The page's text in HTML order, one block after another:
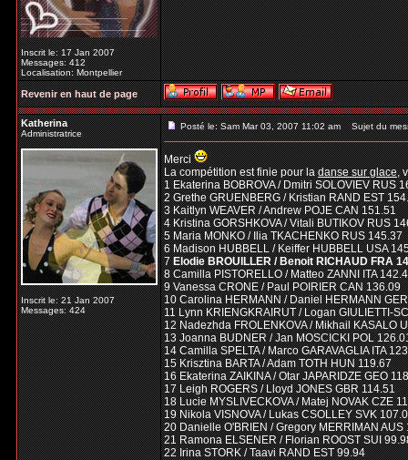
Inscrit le: 17 Jan 2007
Messages: 412
Localisation: Montpellier
Revenir en haut de page
Katherina
Administratrice
Inscrit le: 21 Jan 2007
Messages: 424
Posté le: Sam Mar 03, 2007 11:02 am Sujet du
Merci
La compétition est finie pour ladanse sur glace,
1 Ekaterina BOBROVA / Dmitri SOLOVIEV RUS
2 Grethe GRUENBERG / Kristian RAND EST
3 Kaitlyn WEAVER / Andrew POJE CAN 151.51
4 Kristina GORSHKOVA / Vitali BUTIKOV RUS
5 Maria MONKO / Ilia TKACHENKO RUS 145.37
6 Madison HUBBELL / Keiffer HUBBELL USA
7Elodie BROUILLER / Benoit RICHAUD FRA
8 Camilla PISTORELLO / Matteo ZANNI ITA
9 Vanessa CRONE / Paul POIRIER CAN 136.09
10 Carolina HERMANN / Daniel HERMANN
11 Lynn KRIENGKRAIRUT / Logan GIULIETTI-
12 Nadezhda FROLENKOVA / Mikhail KASALO
13 Joanna BUDNER / Jan MOSCICKI POL
14 Camilla SPELTA / Marco GARAVAGLIA ITA
15 Krisztina BARTA / Adam TOTH HUN 119.67
16 Ekaterina ZAIKINA / Otar JAPARIDZE GEO
17 Leigh ROGERS / Lloyd JONES GBR 114.51
18 Lucie MYSLIVECKOVA / Matej NOVAK CZE
19 Nikola VISNOVA / Lukas CSOLLEY SVK
20 Danielle O'BRIEN / Gregory MERRIMAN AUS
21 Ramona ELSENER / Florian ROOST SUI
22 Irina STORK / Taavi RAND EST 99.94